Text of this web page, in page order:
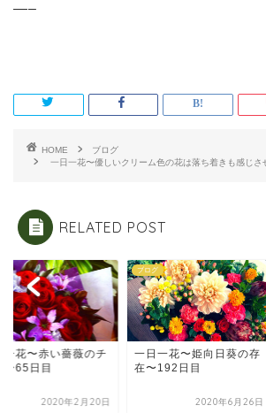
—–
HOME
ブログ
一日一花〜優しいクリーム色の花は落ち着きも感じさ
RELATED POST
一花〜赤い薔薇のチ
〜65日目
2020年2月20日
ブログ
一日一花〜姫向日葵の存
在〜192日目
2020年6月26日